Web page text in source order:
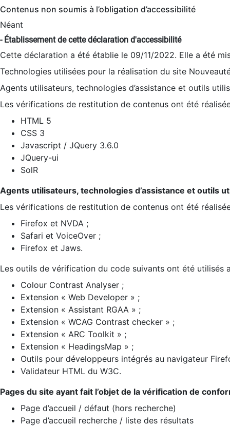
Contenus non soumis à l’obligation d’accessibilité
Néant
- Établissement de cette déclaration d'accessibilité
Cette déclaration a été établie le 09/11/2022. Elle a été
Technologies utilisées pour la réalisation du site
Agents utilisateurs, technologies d’assistance et outils
Les vérifications de restitution de contenus ont été
HTML 5
CSS 3
Javascript / JQuery 3.6.0
JQuery-ui
SolR
Agents utilisateurs, technologies d’assistance et outils
Les vérifications de restitution de contenus ont été
Firefox et NVDA ;
Safari et VoiceOver ;
Firefox et Jaws.
Les outils de vérification du code suivants ont été utilisés
Colour Contrast Analyser ;
Extension « Web Developer » ;
Extension « Assistant RGAA » ;
Extension « WCAG Contrast checker » ;
Extension « ARC Toolkit » ;
Extension « HeadingsMap » ;
Outils pour développeurs intégrés au navigateur
Validateur HTML du W3C.
Pages du site ayant fait l’objet de la vérification de
Page d’accueil / défaut (hors recherche)
Page d’accueil recherche / liste des résultats